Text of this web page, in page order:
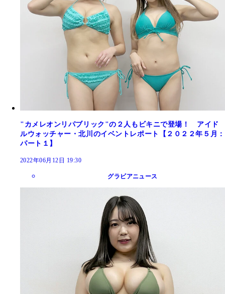
"カメレオンリパブリック"の２人もビキニで登場！ アイド
ルウォッチャー・北川のイベントレポート【２０２２年５月：
パート１】
2022年06月12日 19:30
グラビアニュース